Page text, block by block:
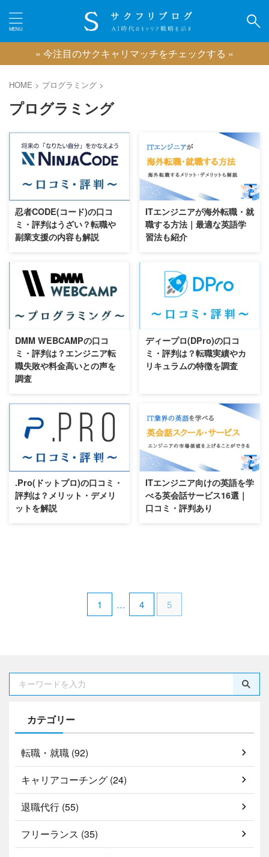
カテゴリー
ピックアップ
IT業界に強い転職エージェント
広告業界に強い転職エージェント
ゲーム業界に強い転職エージェント
映像業界に強い転職エージェント
コンサル業界に強い転職エージェント
クリエイティブ職に強い転職エージェント
おすすめのキャリアコーチング
おすすめのフリーランスエージェント
おすすめのコンサルタントエージェント
おすすめの副業エージェント
おすすめのクラウドソーシング
おすすめのWebマーケティングスクール
おすすめのWebライタースクール
おすすめのWebデザインスクール
おすすめのプログラミングスクール
おすすめの動画編集スクール
おすすめのバーチャルオフィス
おすすめのファクタリング
おすすめの不動産クラウドファンディング
おすすめのソーシャルレンディング
おすすめの資産運用セミナー
おすすめの不動産投資セミナー
おすすめの株式投資スクール
» 今注目のサクキャリマッチをチェックする «
HOME > プログラミング >
プログラミング
2026/8/7
忍者CODE(コード)の口コ
ミ・評判はうざい？転職や
副業支援の内容も解説
2026/8/7
ITエンジニアが海外転職・就
職する方法｜最適な英語学
習法も紹介
2026/8/7
DMM WEBCAMPの口コ
ミ・評判は？エンジニア転
職失敗や料金高いとの声を
調査
2026/8/7
ディープロ(DPro)の口コ
ミ・評判は？転職実績やカ
リキュラムの特徴を調査
2026/8/7
.Pro(ドットプロ)の口コミ・
評判は？メリット・デメリ
ットを解説
2026/8/7
ITエンジニア向けの英語を学
べる英会話サービス16選｜
口コミ・評判あり
1 … 4 5
カテゴリー
転職・就職 (92)
キャリアコーチング (24)
退職代行 (55)
フリーランス (35)